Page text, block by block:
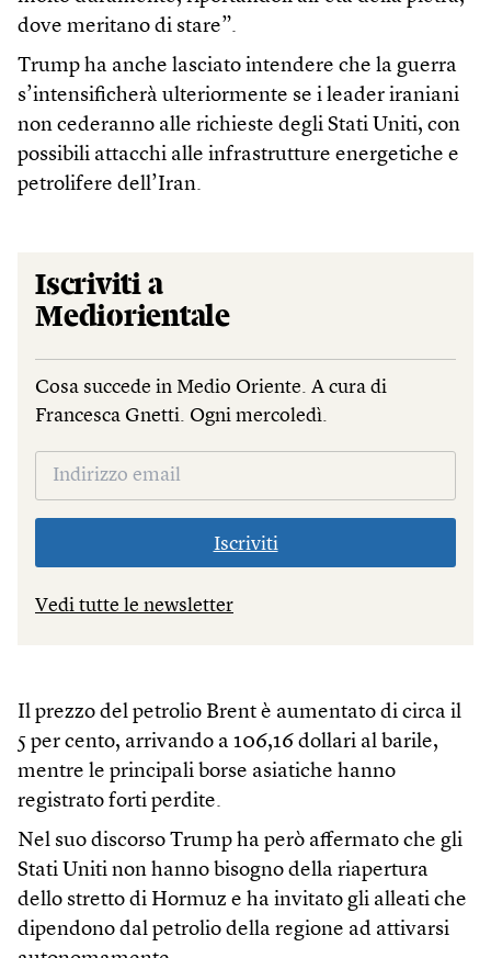
dove meritano di stare”.
Trump ha anche lasciato intendere che la guerra
s’intensificherà ulteriormente se i leader iraniani
non cederanno alle richieste degli Stati Uniti, con
possibili attacchi alle infrastrutture energetiche e
petrolifere dell’Iran.
Iscriviti a
Mediorientale
Cosa succede in Medio Oriente. A cura di
Francesca Gnetti. Ogni mercoledì.
Iscriviti
Vedi tutte le newsletter
Il prezzo del petrolio Brent è aumentato di circa il
5 per cento, arrivando a 106,16 dollari al barile,
mentre le principali borse asiatiche hanno
registrato forti perdite.
Nel suo discorso Trump ha però affermato che gli
Stati Uniti non hanno bisogno della riapertura
dello stretto di Hormuz e ha invitato gli alleati che
dipendono dal petrolio della regione ad attivarsi